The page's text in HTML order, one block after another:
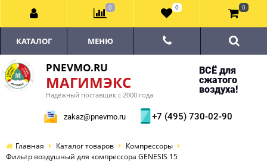
PNEVMO.RU
МАГИМЭКС
Надёжный поставщик с 2000 года
ВСЁ для
сжатого
воздуха!
zakaz@pnevmo.ru +7 (495) 730-02-90
КАТАЛОГ МЕНЮ
Главная Каталог товаров
Компрессоры
Фильтр воздушный для компрессора GENESIS 15
0 0 0